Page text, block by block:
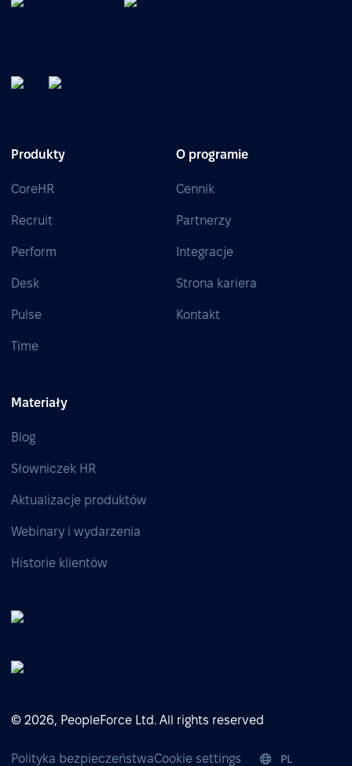
Produkty
CoreHR
Recruit
Perform
Desk
Pulse
Time
O programie
Cennik
Partnerzy
Integracje
Strona kariera
Kontakt
Materiały
Blog
Słowniczek HR
Aktualizacje produktów
Webinary i wydarzenia
Historie klientów
© 2026, PeopleForce Ltd. All rights reserved
Polityka bezpieczeństwaCookie settings PL